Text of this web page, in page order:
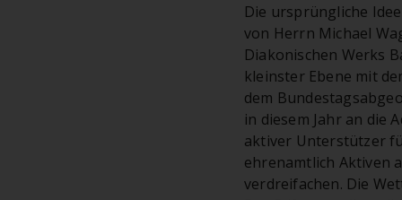
Die ursprüngliche
von Herrn Michael
Diakonischen Werks
kleinster Ebene mit
dem
in diesem Jahr an die
aktiver Unterstützer
ehrenamtlich Aktiven
verdreifachen. Die